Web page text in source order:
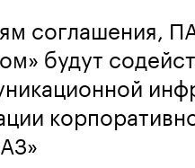
соглашения,
будут